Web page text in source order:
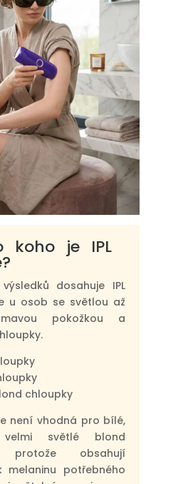
koho je IPL
dosahuje IPL
u osob se světlou až
pokožkou a
chloupky
není vhodná pro bílé,
světlé blond
protože obsahují
melaninu potřebného